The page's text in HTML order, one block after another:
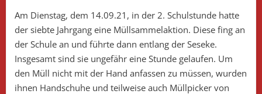
aktiv
–
Schule
Am Dienstag, dem 14.09.21, in der 2. Schulstunde hatte
der siebte Jahrgang eine Müllsammelaktion. Diese fing an
der Schule an und führte dann entlang der Seseke.
Insgesamt sind sie ungefähr eine Stunde gelaufen. Um
den Müll nicht mit der Hand anfassen zu müssen, wurden
ihnen Handschuhe und teilweise auch Müllpicker von